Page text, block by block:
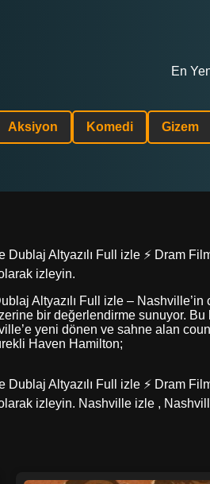
En
Aksiyon Komedi Gizem
Dublaj Altyazılı Full izle ⚡ Dram
izleyin.
Altyazılı Full izle –
bir değerlendirme sunuyor.
yeni dönen ve sahne alan
Haven Hamilton;
Dublaj Altyazılı Full izle ⚡ Dram
izleyin. Nashville izle ,